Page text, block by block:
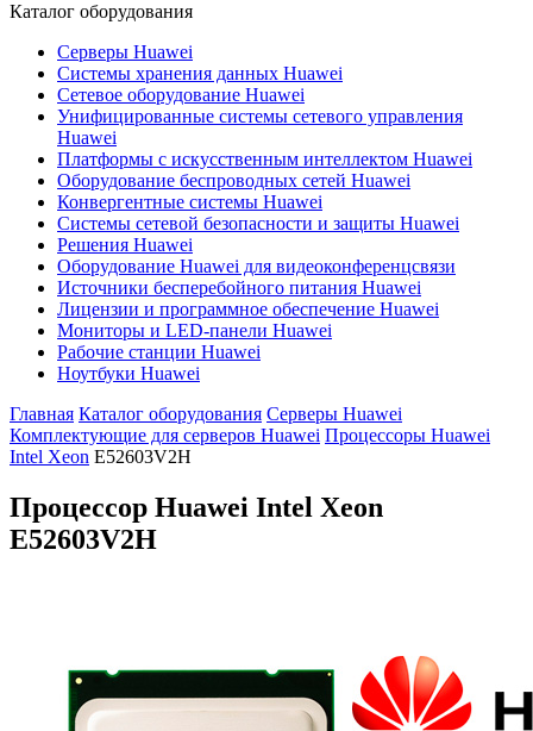
Каталог оборудования
Серверы Huawei
Системы хранения данных Huawei
Сетевое оборудование Huawei
Унифицированные системы сетевого управления
Huawei
Платформы с искусственным интеллектом Huawei
Оборудование беспроводных сетей Huawei
Конвергентные системы Huawei
Системы сетевой безопасности и защиты Huawei
Решения Huawei
Оборудование Huawei для видеоконференцсвязи
Источники бесперебойного питания Huawei
Лицензии и программное обеспечение Huawei
Мониторы и LED-панели Huawei
Рабочие станции Huawei
Ноутбуки Huawei
Главная Каталог оборудования Серверы Huawei
Комплектующие для серверов Huawei Процессоры Huawei
Intel Xeon E52603V2H
Процессор Huawei Intel Xeon
E52603V2H